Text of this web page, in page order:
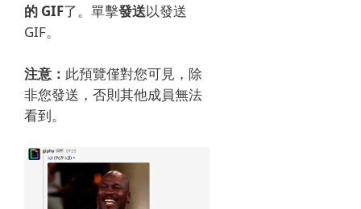
的 GIF了。 單擊發送以發送
GIF。
注意： 此預覽僅對您可見，除
非您發送，否則其他成員無法
看到。